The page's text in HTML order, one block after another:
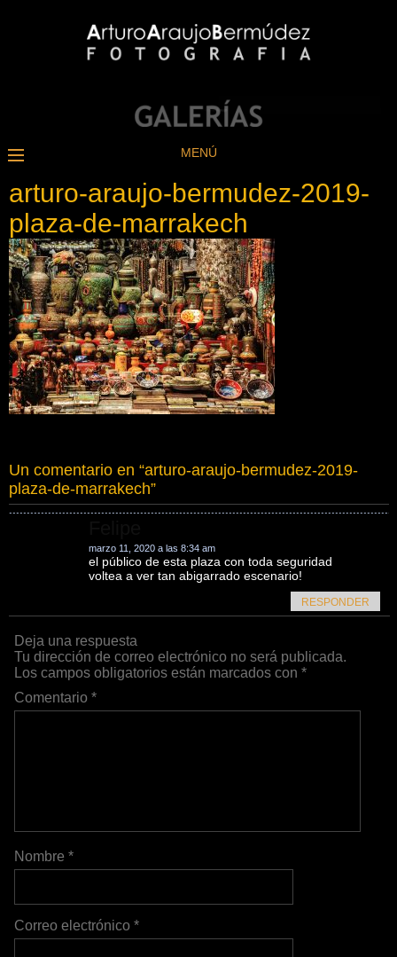
MENÚ
arturo-araujo-bermudez-2019-
plaza-de-marrakech
Un comentario en “arturo-araujo-bermudez-2019-
plaza-de-marrakech”
marzo 11, 2020 a las 8:34 am
el público de esta plaza con toda seguridad
voltea a ver tan abigarrado escenario!
RESPONDER
Deja una respuesta
Tu dirección de correo electrónico no será publicada.
Los campos obligatorios están marcados con *
Comentario *
Nombre *
Correo electrónico *